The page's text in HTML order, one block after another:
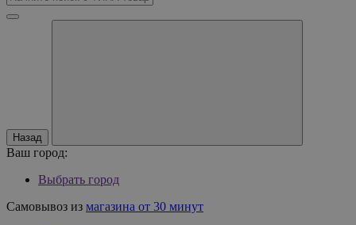
Назад
Ваш город:
Выбрать город
Самовывоз из магазина от 30 минут